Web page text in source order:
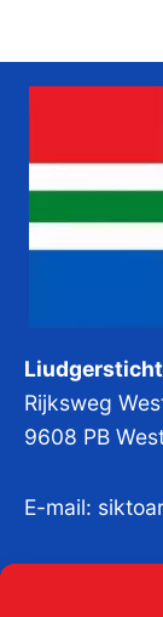
Rijksweg
9608 PB
E-mail: